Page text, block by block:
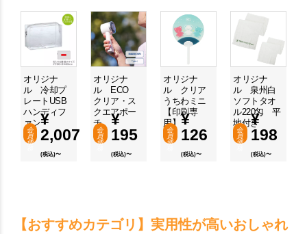
オリジナ
ル 冷却プ
レートUSB
ハンディフ
ァン
会
員
価
¥
2,007
(税込)〜
オリジナ
ル ECO
クリア・ス
クエアポー
チ
会
員
価
¥
195
(税込)〜
オリジナ
ル クリア
うちわミニ
【印刷専
用】
会
員
価
¥
126
(税込)〜
オリジナ
ル 泉州白
ソフトタオ
ル220匁 平
地付き
会
員
価
¥
198
(税込)〜
【おすすめカテゴリ】実用性が高いおしゃれ